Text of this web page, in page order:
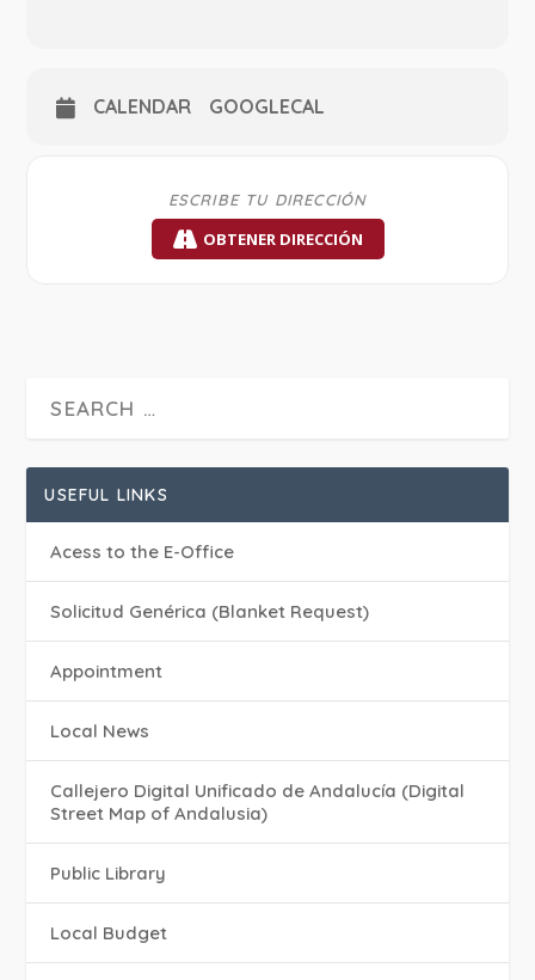
CALENDAR GOOGLECAL
OBTENER DIRECCIÓN
USEFUL LINKS
Acess to the E-Office
Solicitud Genérica (Blanket Request)
Appointment
Local News
Callejero Digital Unificado de Andalucía (Digital
Street Map of Andalusia)
Public Library
Local Budget